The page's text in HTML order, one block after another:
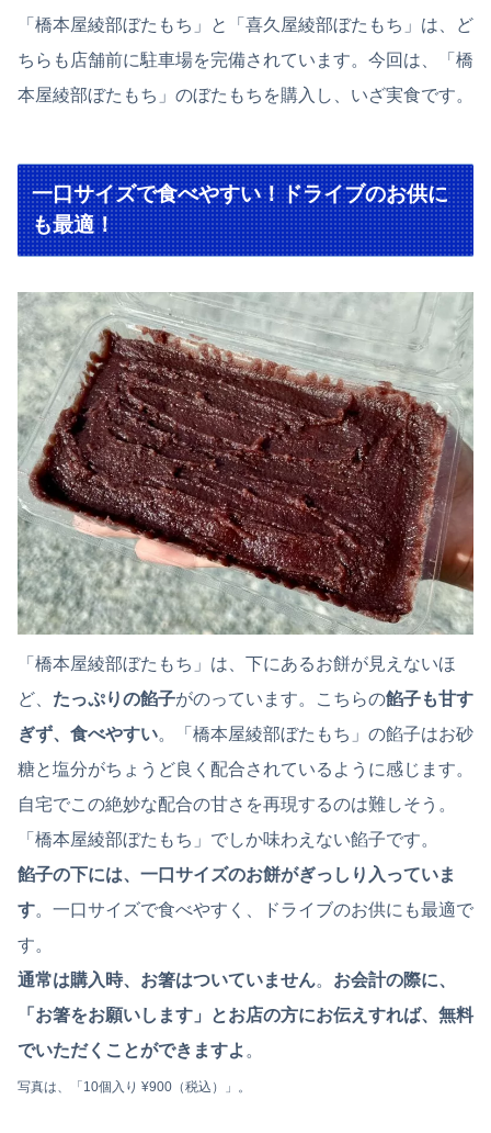
「橋本屋綾部ぼたもち」と「喜久屋綾部ぼたもち」は、ど
ちらも店舗前に駐車場を完備されています。 今回は、「橋
本屋綾部ぼたもち」のぼたもちを購入し、いざ実食です。
一口サイズで食べやすい！ドライブのお供に
も最適！
「橋本屋綾部ぼたもち」は、下にあるお餅が見えないほ
ど、 たっぷりの餡子がのっています。こちらの餡子も甘す
ぎず、食べやすい。「橋本屋綾部ぼたもち」の餡子はお砂
糖と塩分がちょうど良く配合されているように感じます。
自宅でこの絶妙な配合の甘さを再現するのは難しそう。
「橋本屋綾部ぼたもち」でしか味わえない餡子です。
餡子の下には、一口サイズのお餅がぎっしり入っていま
す。一口サイズで食べやすく、ドライブのお供にも最適で
す。
通常は購入時、お箸はついていません。 お会計の際に、
「お箸をお願いします」とお店の方にお伝えすれば、無料
でいただくことができますよ 。
写真は、「10個入り ¥900（税込）」。